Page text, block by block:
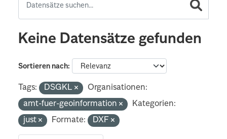
Keine Datensätze gefunden
Sortieren nach
Tags: DSGKL
Organisationen:
amt-fuer-geoinformation
Kategorien:
just
Formate: DXF